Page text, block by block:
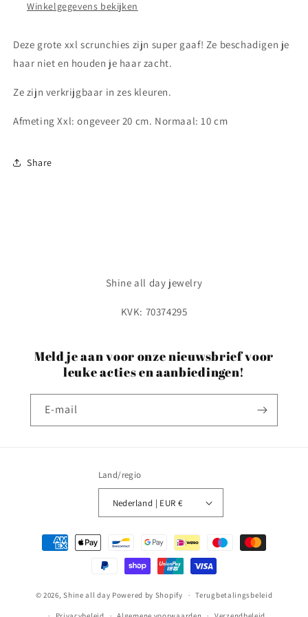
Winkelgegevens bekijken
Deze grote xxl scrunchies zijn super gaaf! Ze beschadigen je
haar niet en houden je haar zacht.
Ze zijn verkrijgbaar in zes kleuren.
Afmeting Xxl: ongeveer 20 cm. Normaal: 10 cm
Share
Shine all day jewelry
KVK: 70374295
Meld je aan voor onze nieuwsbrief voor
leuke acties en aanbiedingen!
E‑mail
Land/regio
Nederland | EUR €
Betaalmethoden
© 2026,Shine all day Powered by Shopify Terugbetalingsbeleid